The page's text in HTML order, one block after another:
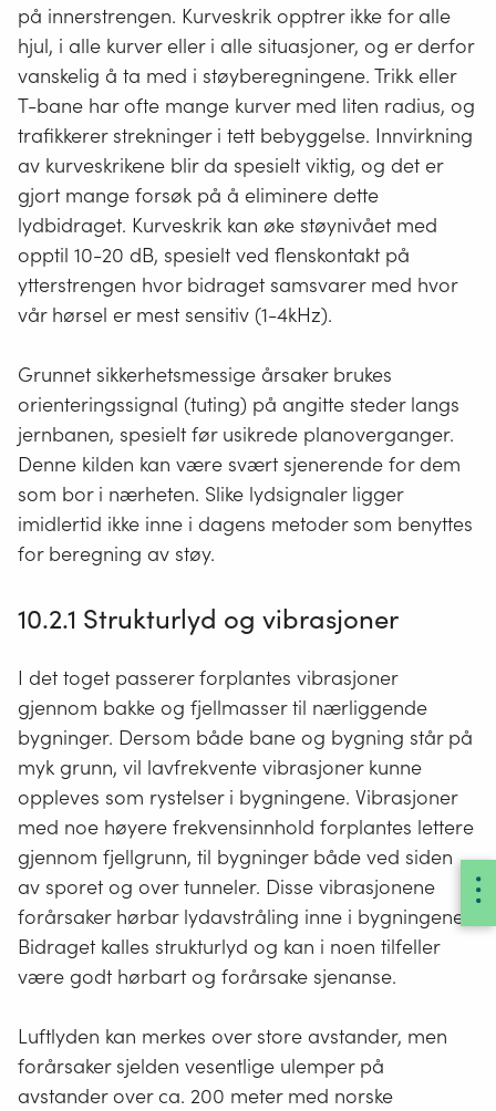
på innerstrengen. Kurveskrik opptrer ikke for alle
hjul, i alle kurver eller i alle situasjoner, og er derfor
vanskelig å ta med i støyberegningene. Trikk eller
T-bane har ofte mange kurver med liten radius, og
trafikkerer strekninger i tett bebyggelse. Innvirkning
av kurveskrikene blir da spesielt viktig, og det er
gjort mange forsøk på å eliminere dette
lydbidraget. Kurveskrik kan øke støynivået med
opptil 10-20 dB, spesielt ved flenskontakt på
ytterstrengen hvor bidraget samsvarer med hvor
vår hørsel er mest sensitiv (1-4kHz).
Grunnet sikkerhetsmessige årsaker brukes
orienteringssignal (tuting) på angitte steder langs
jernbanen, spesielt før usikrede planoverganger.
Denne kilden kan være svært sjenerende for dem
som bor i nærheten. Slike lydsignaler ligger
imidlertid ikke inne i dagens metoder som benyttes
for beregning av støy.
10.2.1 Strukturlyd og vibrasjoner
I det toget passerer forplantes vibrasjoner
gjennom bakke og fjellmasser til nærliggende
bygninger. Dersom både bane og bygning står på
myk grunn, vil lavfrekvente vibrasjoner kunne
oppleves som rystelser i bygningene. Vibrasjoner
med noe høyere frekvensinnhold forplantes lettere
gjennom fjellgrunn, til bygninger både ved siden
av sporet og over tunneler. Disse vibrasjonene
forårsaker hørbar lydavstråling inne i bygningene.
Bidraget kalles strukturlyd og kan i noen tilfeller
være godt hørbart og forårsake sjenanse.
Luftlyden kan merkes over store avstander, men
forårsaker sjelden vesentlige ulemper på
avstander over ca. 200 meter med norske